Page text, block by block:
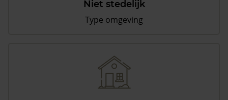
Niet stedelijk
Type omgeving